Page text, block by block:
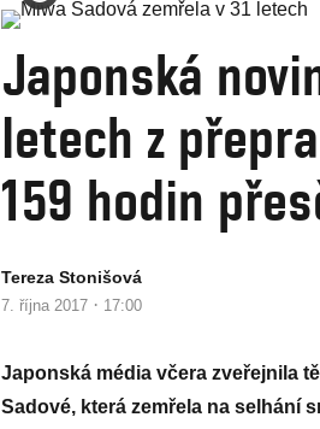
Japonská
letech z
159 hodin
Tereza Stonišová
7. října 2017 · 17:00
Japonská média včera zveřejnila
Sadové, která zemřela na selhání